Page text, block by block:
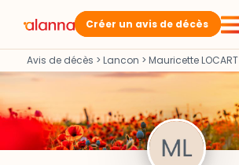
Créer un avis de décès
Avis de décès > Lancon > Mauricette LOCART